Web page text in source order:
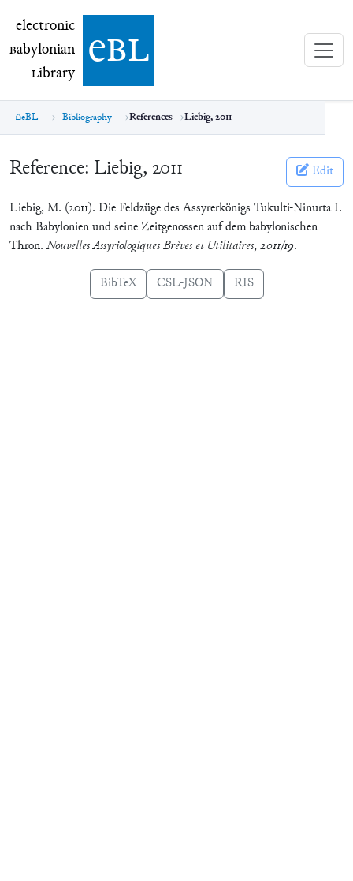
electronic Babylonian Library (eBL)
electronic
Babylonian
Library ebl
eBL Bibliography References Liebig, 2011
Reference: Liebig, 2011 Edit
Liebig, M. (2011). Die Feldzüge des Assyrerkönigs Tukulti-Ninurta I.
nach Babylonien und seine Zeitgenossen auf dem babylonischen
Thron. Nouvelles Assyriologiques Brèves et Utilitaires,2011/19.
BibTeX CSL-JSON RIS